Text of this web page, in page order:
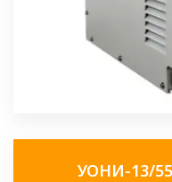
УОНИ-13/